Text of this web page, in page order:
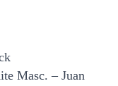
Masc. – Juan